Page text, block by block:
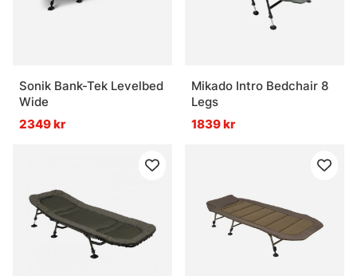
Sonik Bank-Tek Levelbed
Wide
2349 kr
Mikado Intro Bedchair 8
Legs
1839 kr